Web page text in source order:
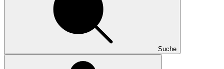
Suche